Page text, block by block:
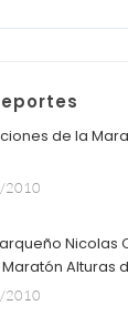
de la
2010
Nicolas
Alturas
2010